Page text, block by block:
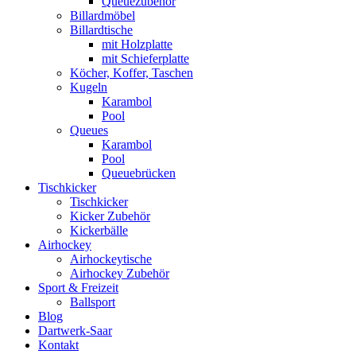
Billardmöbel
Billardtische
mit Holzplatte
mit Schieferplatte
Köcher, Koffer, Taschen
Kugeln
Karambol
Pool
Queues
Karambol
Pool
Queuebrücken
Tischkicker
Tischkicker
Kicker Zubehör
Kickerbälle
Airhockey
Airhockeytische
Airhockey Zubehör
Sport & Freizeit
Ballsport
Blog
Dartwerk-Saar
Kontakt